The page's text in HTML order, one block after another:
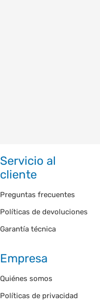
Servicio al
cliente
Preguntas frecuentes
Políticas de devoluciones
Garantía técnica
Empresa
Quiénes somos
Políticas de privacidad